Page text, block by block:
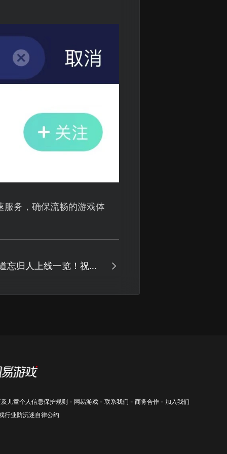
服务，确保流畅的游戏体
忘归人上线一览！祝大
儿童个人信息保护规则 - 网易游戏 - 联系我们 - 商务合作 - 加入我们
行业防沉迷自律公约